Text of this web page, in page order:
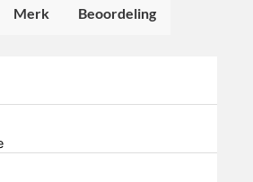
Merk Beoordeling